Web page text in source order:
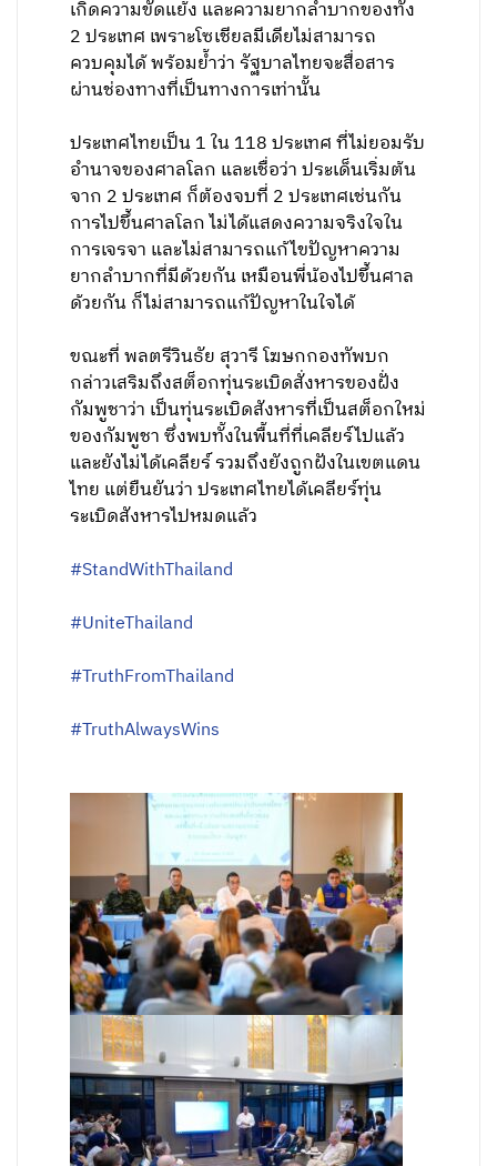
เกิดความขัดแย้ง และความยากลำบากของทั้ง
2 ประเทศ เพราะโซเชียลมีเดียไม่สามารถ
ควบคุมได้ พร้อมย้ำว่า รัฐบาลไทยจะสื่อสาร
ผ่านช่องทางที่เป็นทางการเท่านั้น
ประเทศไทยเป็น 1 ใน 118 ประเทศ ที่ไม่ยอมรับ
อำนาจของศาลโลก และเชื่อว่า ประเด็นเริ่มต้น
จาก 2 ประเทศ ก็ต้องจบที่ 2 ประเทศเช่นกัน
การไปขึ้นศาลโลก ไม่ได้แสดงความจริงใจใน
การเจรจา และไม่สามารถแก้ไขปัญหาความ
ยากลำบากที่มีด้วยกัน เหมือนพี่น้องไปขึ้นศาล
ด้วยกัน ก็ไม่สามารถแก้ปัญหาในใจได้
ขณะที่ พลตรีวินธัย สุวารี โฆษกกองทัพบก
กล่าวเสริมถึงสต็อกทุ่นระเบิดสั่งหารของฝั่ง
กัมพูชาว่า เป็นทุ่นระเบิดสังหารที่เป็นสต็อกใหม่
ของกัมพูชา ซึ่งพบทั้งในพื้นที่ที่เคลียร์ไปแล้ว
และยังไม่ได้เคลียร์ รวมถึงยังถูกฝังในเขตแดน
ไทย แต่ยืนยันว่า ประเทศไทยได้เคลียร์ทุ่น
ระเบิดสังหารไปหมดแล้ว
#StandWithThailand
#UniteThailand
#TruthFromThailand
#TruthAlwaysWins